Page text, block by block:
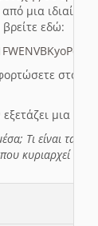
μια
εδώ:
στο
εξετάζει μια
Τι είναι τα
κυριαρχεί